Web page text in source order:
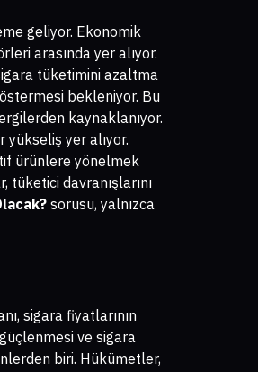
geliyor. Ekonomik
arasında yer alıyor.
tüketimini azaltma
bekleniyor. Bu
kaynaklanıyor.
yükseliş yer alıyor.
ürünlere yönelmek
davranışlarını
sorusu, yalnızca
sigara fiyatlarının
ve sigara
biri. Hükümetler,